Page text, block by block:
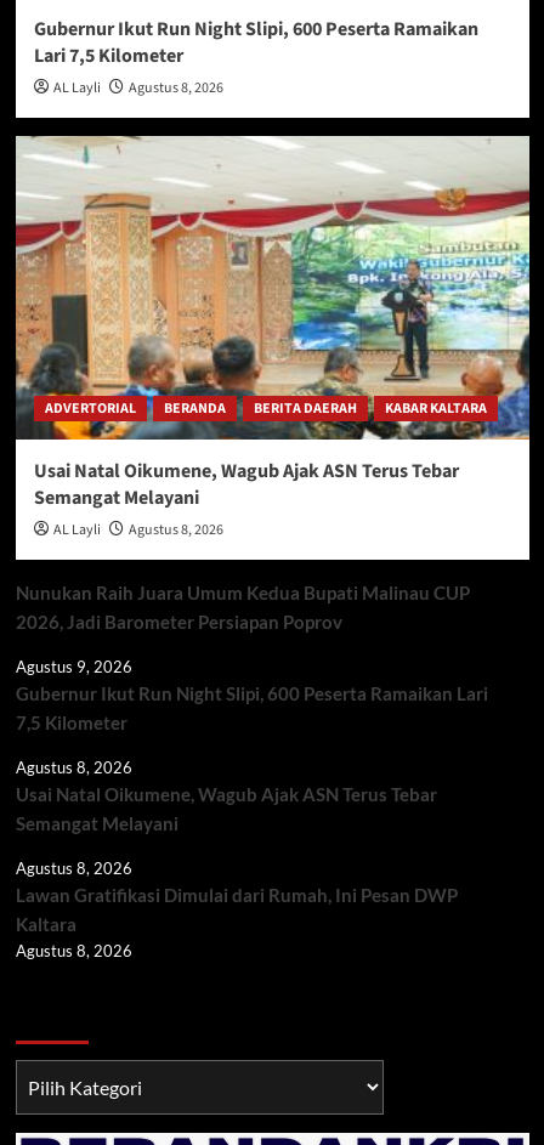
Gubernur Ikut Run Night Slipi, 600 Peserta Ramaikan
Lari 7,5 Kilometer
AL Layli Agustus 8, 2026
ADVERTORIAL BERANDA BERITA DAERAH KABAR KALTARA
Usai Natal Oikumene, Wagub Ajak ASN Terus Tebar
Semangat Melayani
AL Layli Agustus 8, 2026
Nunukan Raih Juara Umum Kedua Bupati Malinau CUP
2026, Jadi Barometer Persiapan Poprov
Agustus 9, 2026
Gubernur Ikut Run Night Slipi, 600 Peserta Ramaikan Lari
7,5 Kilometer
Agustus 8, 2026
Usai Natal Oikumene, Wagub Ajak ASN Terus Tebar
Semangat Melayani
Agustus 8, 2026
Lawan Gratifikasi Dimulai dari Rumah, Ini Pesan DWP
Kaltara
Agustus 8, 2026
TNI/POLRI